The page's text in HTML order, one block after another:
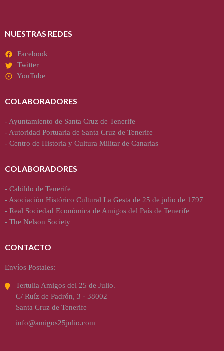
NUESTRAS REDES
Facebook
Twitter
YouTube
COLABORADORES
- Ayuntamiento de Santa Cruz de Tenerife
- Autoridad Portuaria de Santa Cruz de Tenerife
- Centro de Historia y Cultura Militar de Canarias
COLABORADORES
- Cabildo de Tenerife
- Asociación Histórico Cultural La Gesta de 25 de julio de 1797
- Real Sociedad Económica de Amigos del País de Tenerife
- The Nelson Society
CONTACTO
Envíos Postales:
Tertulia Amigos del 25 de Julio.
C/ Ruíz de Padrón, 3 · 38002
Santa Cruz de Tenerife
info@amigos25julio.com